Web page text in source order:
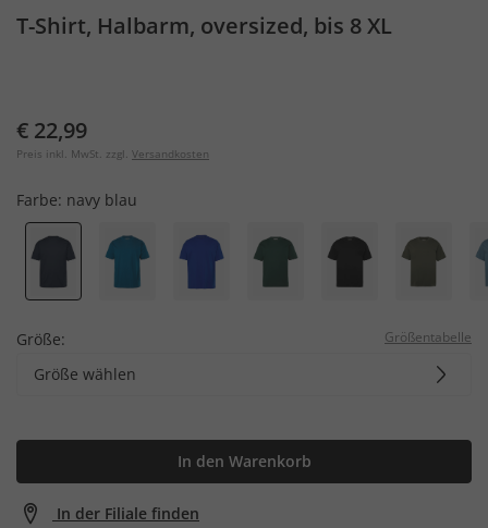
T-Shirt, Halbarm, oversized, bis 8 XL
€ 22,99
Preis inkl. MwSt. zzgl. Versandkosten
Farbe: navy blau
Größe: Größentabelle
Größe wählen
In den Warenkorb
In der Filiale finden